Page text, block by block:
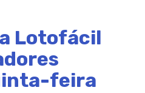
Lotofácil
feira